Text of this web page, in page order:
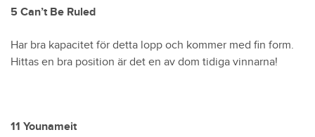
5 Can’t Be Ruled
Har bra kapacitet för detta lopp och kommer med fin form.
Hittas en bra position är det en av dom tidiga vinnarna!
11 Younameit